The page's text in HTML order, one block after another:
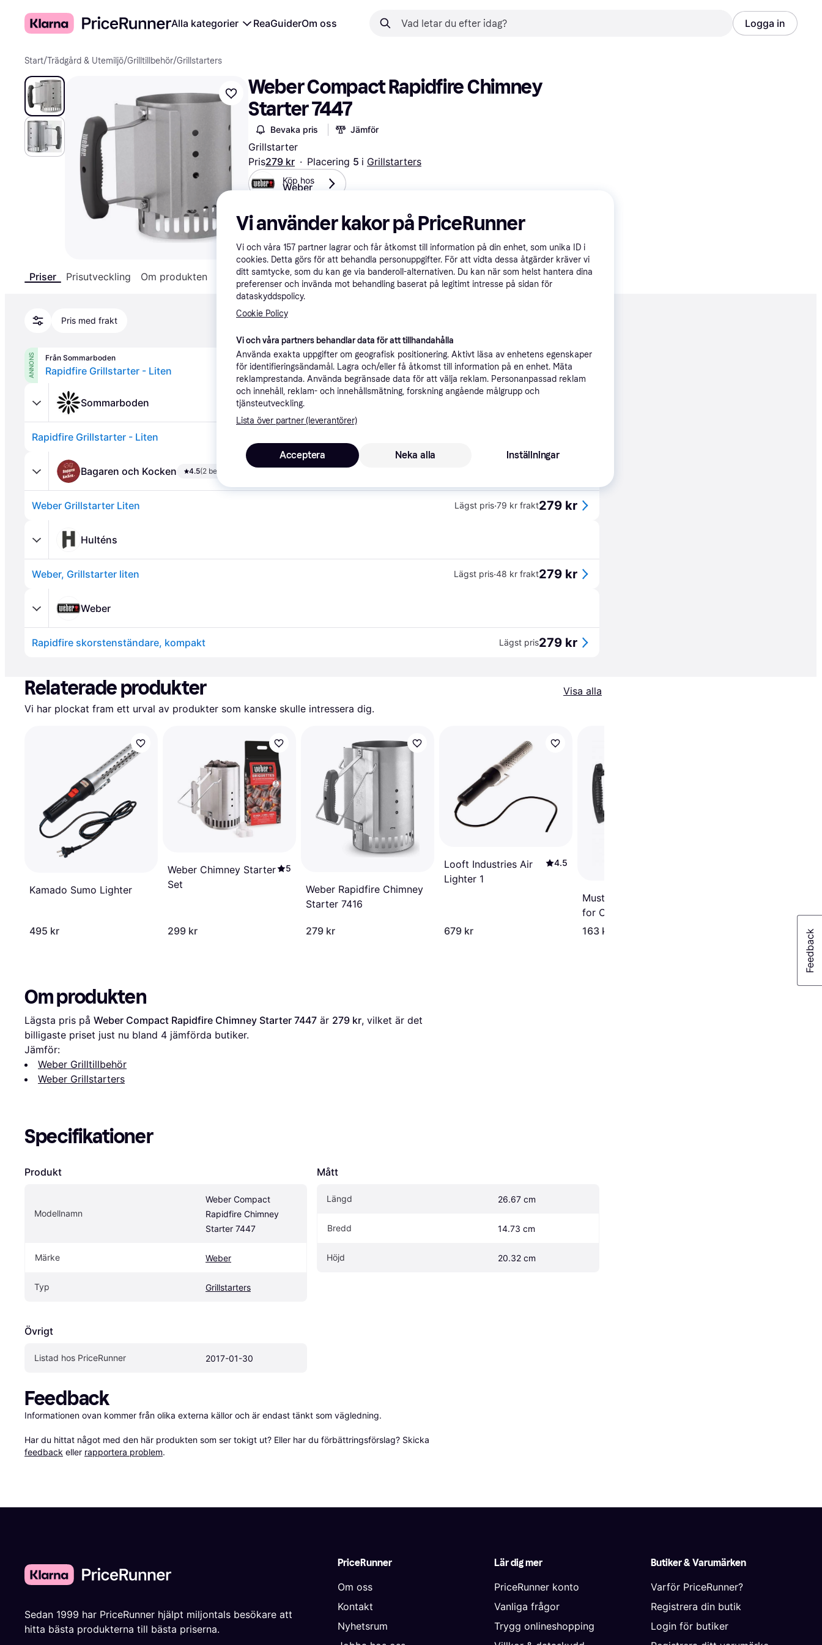
Alla kategorier ReaGuiderOm oss Logga in
Start/Trädgård & Utemiljö/Grilltillbehör/Grillstarters
Weber Compact Rapidfire Chimney
Starter 7447
Bevaka pris Jämför
Grillstarter
Pris279 kr · Placering 5 i Grillstarters
Köp hos
Weber
Priser Prisutveckling Om produkten Specifikationer
Pris med frakt
ANNONS Från Sommarboden
Rapidfire Grillstarter - Liten 99 kr frakt,3-10 dagar279 kr
Sommarboden
Rapidfire Grillstarter - Liten
Bagaren och Kocken 4.5(2 betyg)
Weber Grillstarter Liten Lägst pris·79 kr frakt279 kr
Hulténs
Weber, Grillstarter liten Lägst pris·48 kr frakt279 kr
Weber
Rapidfire skorstenständare, kompakt Lägst pris279 kr
Relaterade produkter
Visa alla
Vi har plockat fram ett urval av produkter som kanske skulle intressera dig.
Kamado Sumo Lighter
495 kr
Weber Chimney Starter
Set
5
299 kr
Weber Rapidfire Chimney
Starter 7416
279 kr
Looft Industries Air
Lighter 1
4.5
679 kr
Mustang Chimney Starter
for Charcoal 218140
163 kr
Om produkten
Lägsta pris på Weber Compact Rapidfire Chimney Starter 7447 är 279 kr, vilket är det
billigaste priset just nu bland 4 jämförda butiker.
Jämför:
Weber Grilltillbehör
Weber Grillstarters
Specifikationer
Produkt
Modellnamn
Weber Compact
Rapidfire Chimney
Starter 7447
Märke Weber
Typ Grillstarters
Övrigt
Listad hos PriceRunner 2017-01-30
Mått
Längd 26.67 cm
Bredd 14.73 cm
Höjd 20.32 cm
Feedback
Informationen ovan kommer från olika externa källor och är endast tänkt som vägledning.
Har du hittat något med den här produkten som ser tokigt ut? Eller har du förbättringsförslag? Skicka
feedback eller rapportera problem.
PriceRunner
Om oss
Kontakt
Nyhetsrum
Lär dig mer
PriceRunner konto
Vanliga frågor
Trygg onlineshopping
Butiker & Varumärken
Varför PriceRunner?
Registrera din butik
Login för butiker
Sedan 1999 har PriceRunner hjälpt miljontals besökare att
hitta bästa produkterna till bästa priserna.
Vi använder kakor på PriceRunner
Vi och våra 157 partner lagrar och får åtkomst till information på din enhet, som unika ID i
cookies. Detta görs för att behandla personuppgifter. För att vidta dessa åtgärder kräver vi
ditt samtycke, som du kan ge via banderoll-alternativen. Du kan när som helst hantera dina
preferenser och invända mot behandling baserat på legitimt intresse på sidan för
dataskyddspolicy.
Cookie Policy
Vi och våra partners behandlar data för att tillhandahålla
Använda exakta uppgifter om geografisk positionering. Aktivt läsa av enhetens egenskaper
för identifieringsändamål. Lagra och/eller få åtkomst till information på en enhet. Mäta
reklamprestanda. Använda begränsade data för att välja reklam. Personanpassad reklam
och innehåll, reklam- och innehållsmätning, forskning angående målgrupp och
tjänsteutveckling.
Lista över partner (leverantörer)
Neka alla
Acceptera Inställningar